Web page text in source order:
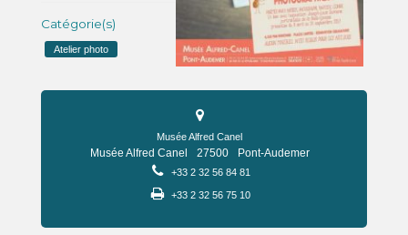
Catégorie(s)
Atelier photo
Musée Alfred Canel
Musée Alfred Canel 27500 Pont-Audemer
+33 2 32 56 84 81
+33 2 32 56 75 10